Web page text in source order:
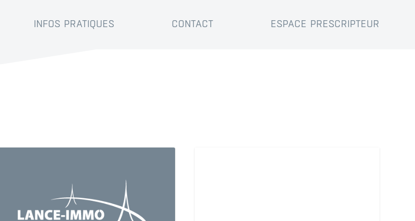
INFOS PRATIQUES CONTACT ESPACE PRESCRIPTEUR